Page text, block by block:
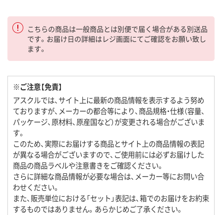
こちらの商品は一般商品とは別便で届く場合がある別送品
です。お届け日の詳細はレジ画面にてご確認をお願い致し
ます。
※ご注意【免責】
アスクルでは、サイト上に最新の商品情報を表示するよう努め
ておりますが、メーカーの都合等により、商品規格・仕様（容量、
パッケージ、原材料、原産国など）が変更される場合がございま
す。
このため、実際にお届けする商品とサイト上の商品情報の表記
が異なる場合がございますので、ご使用前には必ずお届けした
商品の商品ラベルや注意書きをご確認ください。
さらに詳細な商品情報が必要な場合は、メーカー等にお問い合
わせください。
また、販売単位における「セット」表記は、箱でのお届けをお約束
するものではありません。あらかじめご了承ください。